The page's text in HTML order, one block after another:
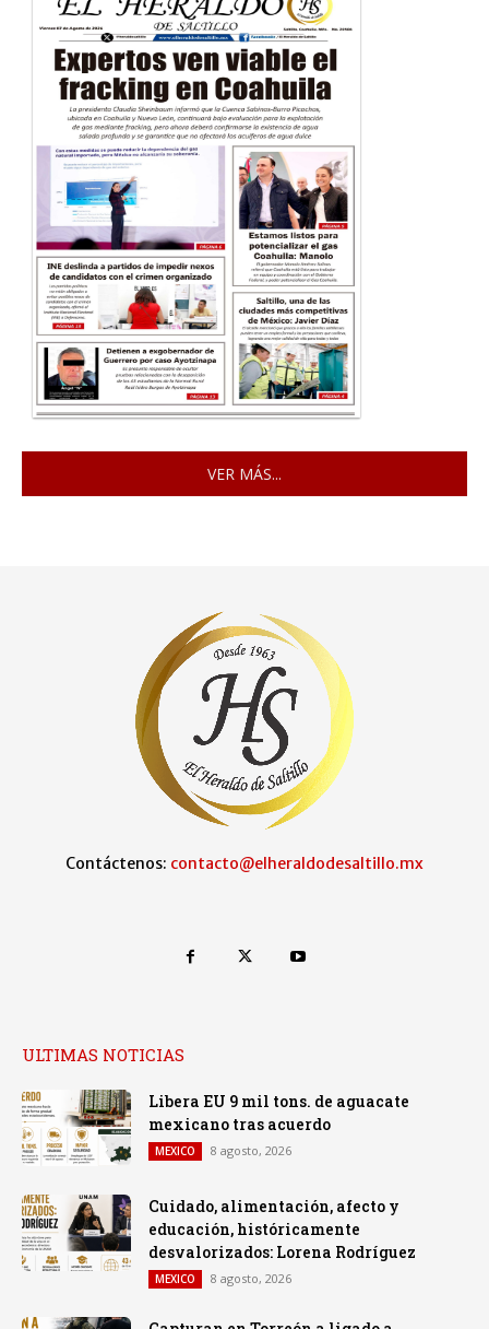
VER MÁS...
Contáctenos: contacto@elheraldodesaltillo.mx
ULTIMAS NOTICIAS
Libera EU 9 mil tons. de aguacate
mexicano tras acuerdo
MEXICO 8 agosto, 2026
Cuidado, alimentación, afecto y
educación, históricamente
desvalorizados: Lorena Rodríguez
MEXICO 8 agosto, 2026